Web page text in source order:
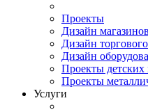
Проекты
Дизайн магазинов
Дизайн
Дизайн
Проекты
Проекты
Услуги